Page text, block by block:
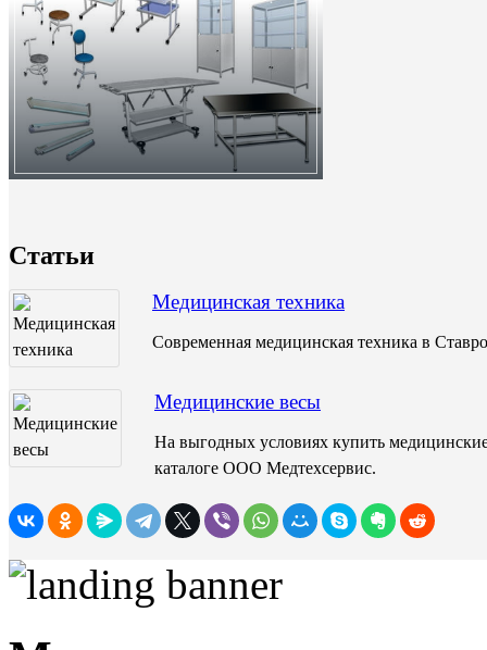
Статьи
Медицинская техника
Современная медицинская техника в
Медицинские весы
На выгодных условиях купить
каталоге ООО Медтехсервис.